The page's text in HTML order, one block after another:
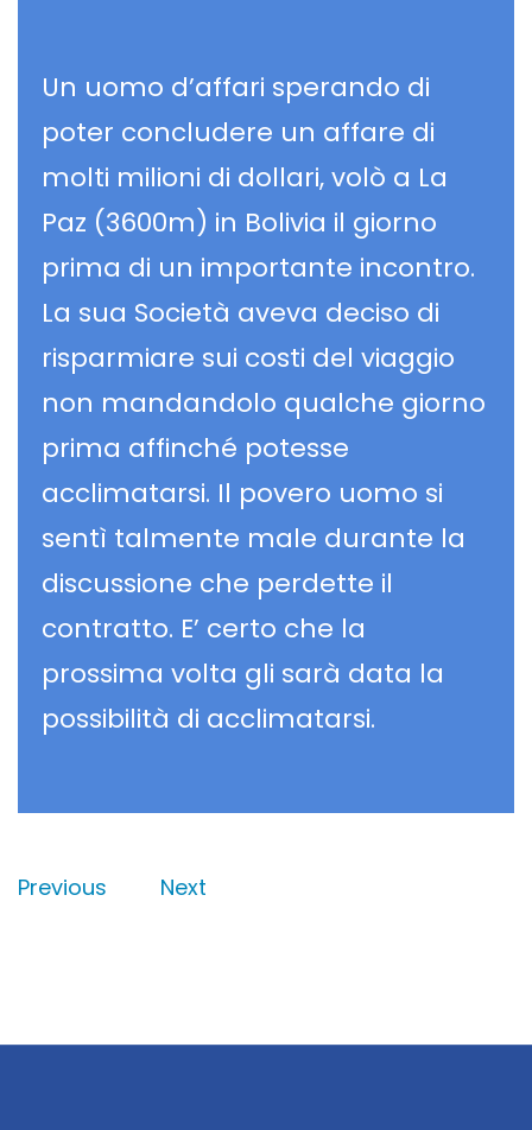
Un uomo d’affari sperando di
poter concludere un affare di
molti milioni di dollari, volò a La
Paz (3600m) in Bolivia il giorno
prima di un importante incontro.
La sua Società aveva deciso di
risparmiare sui costi del viaggio
non mandandolo qualche giorno
prima affinché potesse
acclimatarsi. Il povero uomo si
sentì talmente male durante la
discussione che perdette il
contratto. E’ certo che la
prossima volta gli sarà data la
possibilità di acclimatarsi.
Previous Next